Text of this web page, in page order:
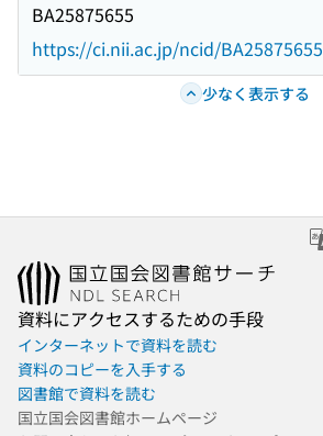
BA25875655
https://ci.nii.ac.jp/ncid/BA25875655
少なく表示する
資料にアクセスするための手段
インターネットで資料を読む
資料のコピーを入手する
図書館で資料を読む
国立国会図書館ホームページ